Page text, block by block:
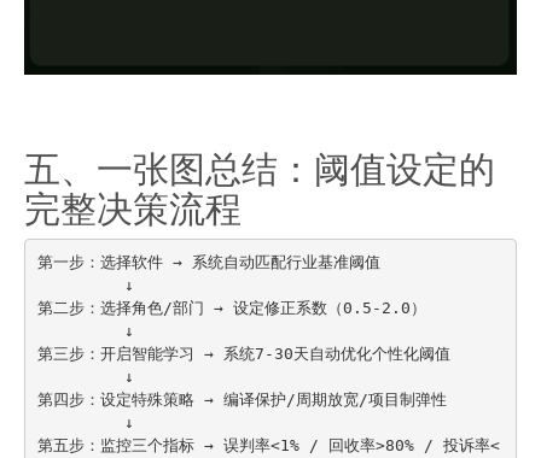
五、一张图总结：阈值设定的
完整决策流程
第一步：选择软件 → 系统自动匹配行业基准阈值
第二步：选择角色/部门 → 设定修正系数（0.5-2.0）
第三步：开启智能学习 → 系统7-30天自动优化个性化阈值
第四步：设定特殊策略 → 编译保护/周期放宽/项目制弹性
第五步：监控三个指标 → 误判率<1% / 回收率>80% / 投诉率<